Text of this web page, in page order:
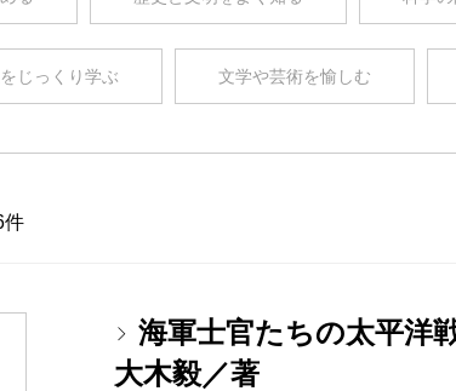
じっくり学ぶ 文学や芸術を愉しむ
件
海軍士官たちの太平洋
大木毅／著